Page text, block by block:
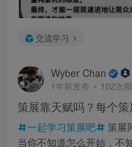
交流学习
Wyber Chan
1年前发布 102次
策展靠天赋吗？每个
一起学习策展吧
策展
当你不知道怎么开始，不